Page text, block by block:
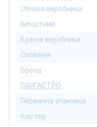
Ознака виробника
Імпортний
Країна виробника
Словенія
Бренд
ПАНГАСТРО
Первинна упаковка
блістер